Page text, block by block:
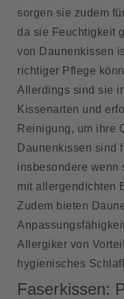
sorgen sie zudem
da sie Feuchtigkeit
von Daunenkissen
richtiger Pflege
Allerdings sind sie
Kissenarten und
Reinigung, um ihre
Daunenkissen sind
insbesondere wenn
mit allergendichten
Zudem bieten
Allergiker von
hygienisches
Faserkissen: